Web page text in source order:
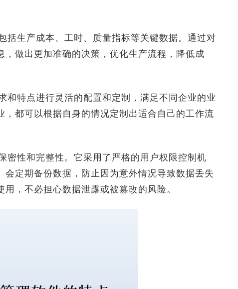
生产成本、工时、质量指标等关键数据。通过对
做出更加准确的决策，优化生产流程，降低成
特点进行灵活的配置和定制，满足不同企业的业
都可以根据自身的情况定制出适合自己的工作流
性和完整性。它采用了严格的用户权限控制机
定期备份数据，防止因为意外情况导致数据丢失
，不必担心数据泄露或被篡改的风险。